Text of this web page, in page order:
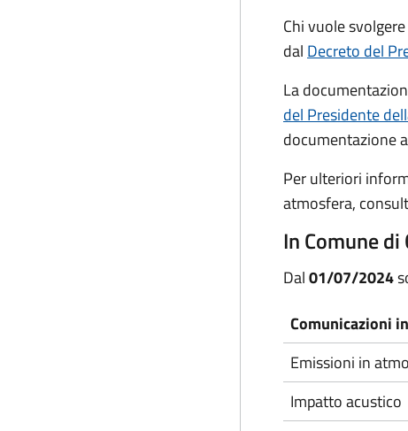
Chi vuole
dal Decreto del
La
del Presidente
documentazione
Per ulteriori
atmosfera,
In Comune
Dal01/07/2024
Comunicazioni
Emissioni in
Impatto acustico